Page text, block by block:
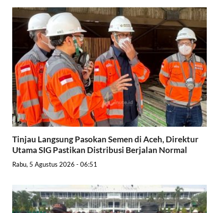
Tinjau Langsung Pasokan Semen di Aceh, Direktur
Utama SIG Pastikan Distribusi Berjalan Normal
Rabu, 5 Agustus 2026 - 06:51